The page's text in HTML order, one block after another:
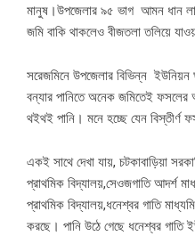
মানুষ।উপজেলার ৯৫ ভাগ আমন ধান
জমি বাকি থাকলেও বীজতলা তলিয়ে
সরেজমিনে উপজেলার বিভিন্ন ইউনিয়ন
বন্যার পানিতে অনেক জমিতেই
থইথই পানি। মনে হচ্ছে যেন বিস্তীর্ণ
একই সাথে দেখা যায়, চটকাবাড়িয়া
প্রাথমিক বিদ্যালয়,সেওজগাতি আদর্শ
প্রাথমিক বিদ্যালয়,ধনেশ্বর গাতি
করছে। পানি উঠে গেছে ধনেশ্বর গাতি